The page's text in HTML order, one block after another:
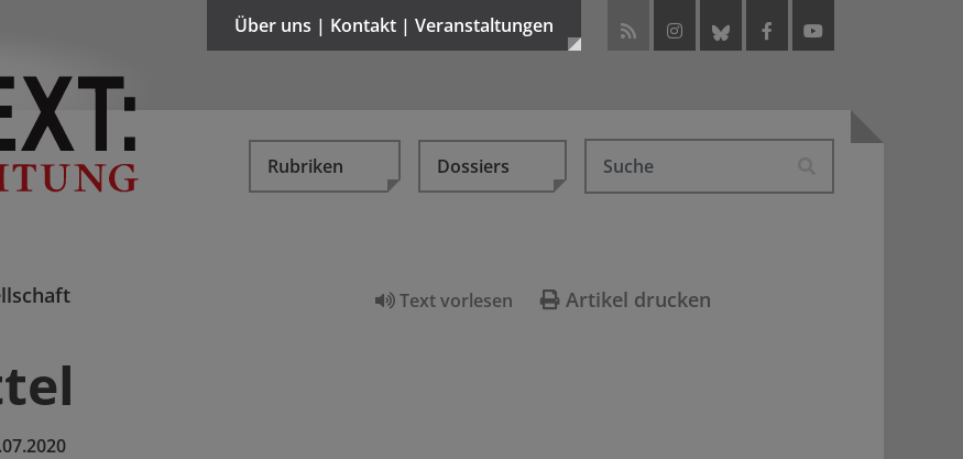
Über uns | Kontakt | Veranstaltungen
Rubriken Dossiers
Text vorlesen Artikel drucken